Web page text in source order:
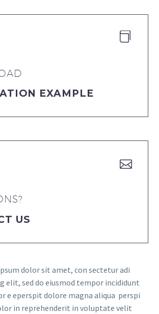


EXAMPLE


US
dolor sit amet, con sectetur adi
elit, sed do eiusmod tempor incididunt
e eperspit dolore magna aliqua perspi
in reprehenderit in voluptate velit